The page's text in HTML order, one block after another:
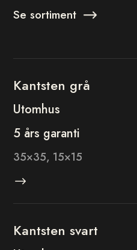
Se sortiment
Kantsten grå
Utomhus
5 års garanti
35×35, 15×15
$
Kantsten svart